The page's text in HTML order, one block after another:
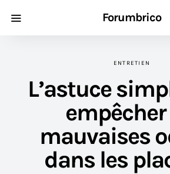
Forumbrico
ENTRETIEN
L’astuce
mauvaises
dans les